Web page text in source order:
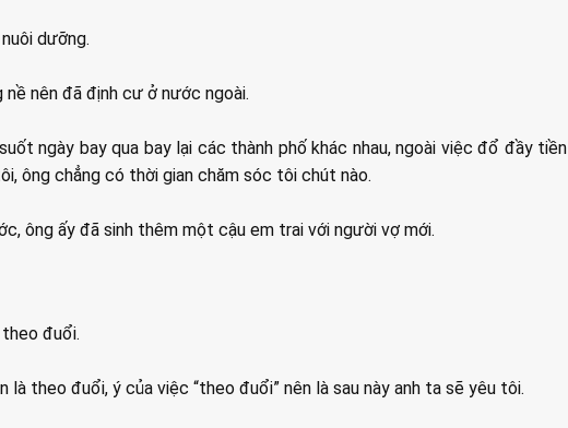
dưỡng.
nề nên đã định cư ở nước ngoài.
ngày bay qua bay lại các thành phố khác nhau, ngoài việc đổ đầy tiền
ông chẳng có thời gian chăm sóc tôi chút nào.
ông ấy đã sinh thêm một cậu em trai với người vợ mới.
đuổi.
là theo đuổi, ý của việc “theo đuổi” nên là sau này anh ta sẽ yêu tôi.